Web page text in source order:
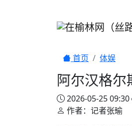
首页 体娱
阿尔汉格
2026-05-25 09:30
作者：记者张瑜